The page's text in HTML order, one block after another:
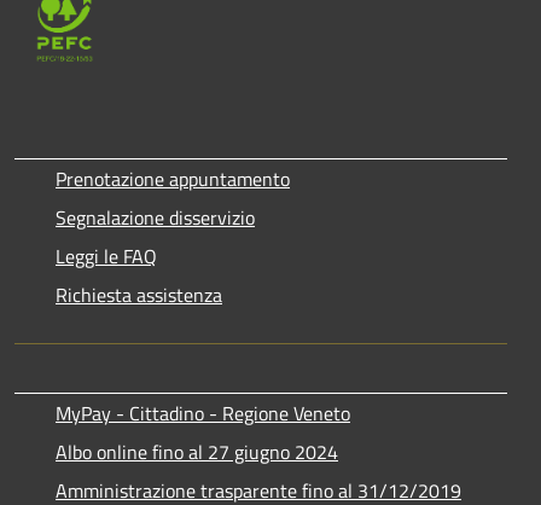
Prenotazione appuntamento
Segnalazione disservizio
Leggi le FAQ
Richiesta assistenza
MyPay - Cittadino - Regione Veneto
Albo online fino al 27 giugno 2024
Amministrazione trasparente fino al 31/12/2019